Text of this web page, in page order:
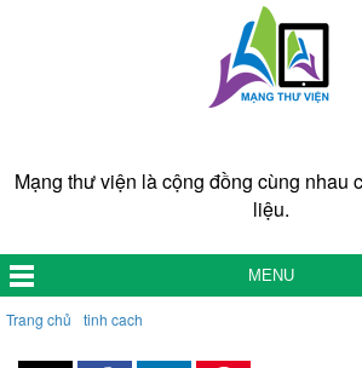
Mạng thư viện là cộng đồng cùng nhau
liệu.
MENU
Trang chủ tinh cach